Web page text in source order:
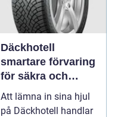
Däckhotell
smartare förvaring
för säkra och
hållbara däck
Att lämna in sina hjul
på Däckhotell handlar